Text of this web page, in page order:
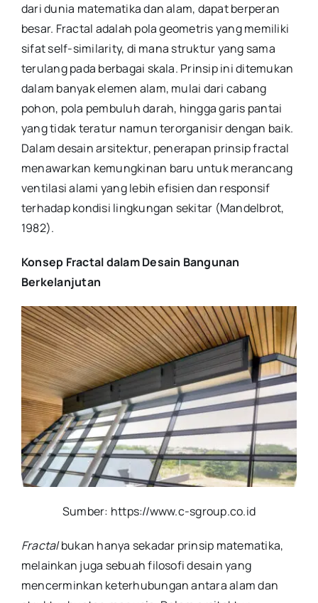
dari dunia matematika dan alam, dapat berperan
besar. Fractal adalah pola geometris yang memiliki
sifat self-similarity, di mana struktur yang sama
terulang pada berbagai skala. Prinsip ini ditemukan
dalam banyak elemen alam, mulai dari cabang
pohon, pola pembuluh darah, hingga garis pantai
yang tidak teratur namun terorganisir dengan baik.
Dalam desain arsitektur, penerapan prinsip fractal
menawarkan kemungkinan baru untuk merancang
ventilasi alami yang lebih efisien dan responsif
terhadap kondisi lingkungan sekitar (Mandelbrot,
1982).
Konsep Fractal dalam Desain Bangunan
Berkelanjutan
Sumber: https://www.c-sgroup.co.id
Fractalbukan hanya sekadar prinsip matematika,
melainkan juga sebuah filosofi desain yang
mencerminkan keterhubungan antara alam dan